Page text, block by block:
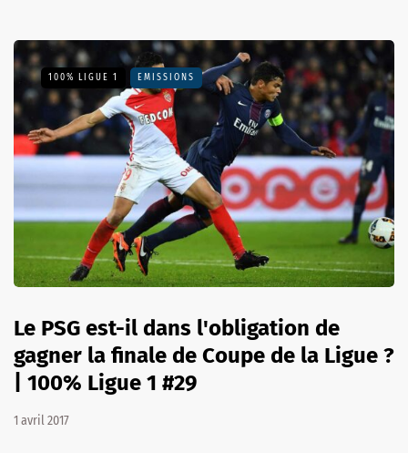
100% LIGUE 1 EMISSIONS
Le PSG est-il dans l'obligation de
gagner la finale de Coupe de la Ligue ?
| 100% Ligue 1 #29
1 avril 2017